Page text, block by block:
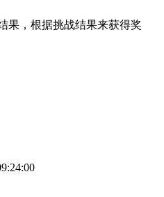
果，根据挑战结果来获得奖